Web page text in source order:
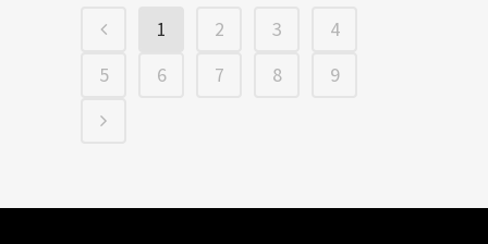
1 2 3
4
5
6 7 8 9